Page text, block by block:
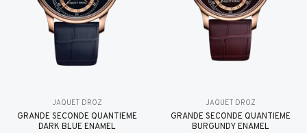
JAQUET DROZ
GRANDE SECONDE QUANTIÈME
DARK BLUE ENAMEL
JAQUET DROZ
GRANDE SECONDE QUANTIÈME
BURGUNDY ENAMEL